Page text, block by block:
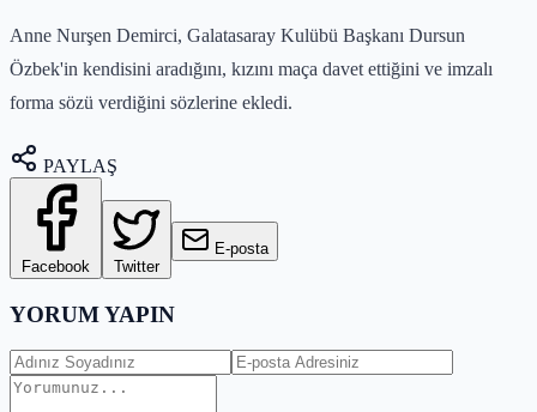
Anne Nurşen Demirci, Galatasaray Kulübü Başkanı Dursun
Özbek'in kendisini aradığını, kızını maça davet ettiğini ve imzalı
forma sözü verdiğini sözlerine ekledi.
PAYLAŞ
Facebook Twitter
E-posta
YORUM YAPIN